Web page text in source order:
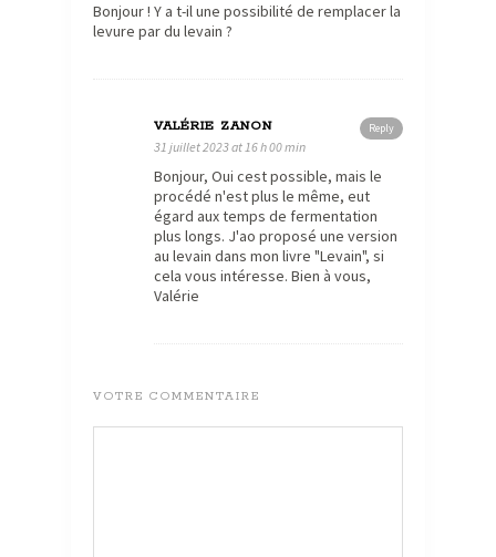
Bonjour ! Y a t-il une possibilité de remplacer la
levure par du levain ?
Reply
VALÉRIE ZANON
31 juillet 2023 at 16 h 00 min
Bonjour, Oui cest possible, mais le
procédé n'est plus le même, eut
égard aux temps de fermentation
plus longs. J'ao proposé une version
au levain dans mon livre "Levain", si
cela vous intéresse. Bien à vous,
Valérie
VOTRE COMMENTAIRE